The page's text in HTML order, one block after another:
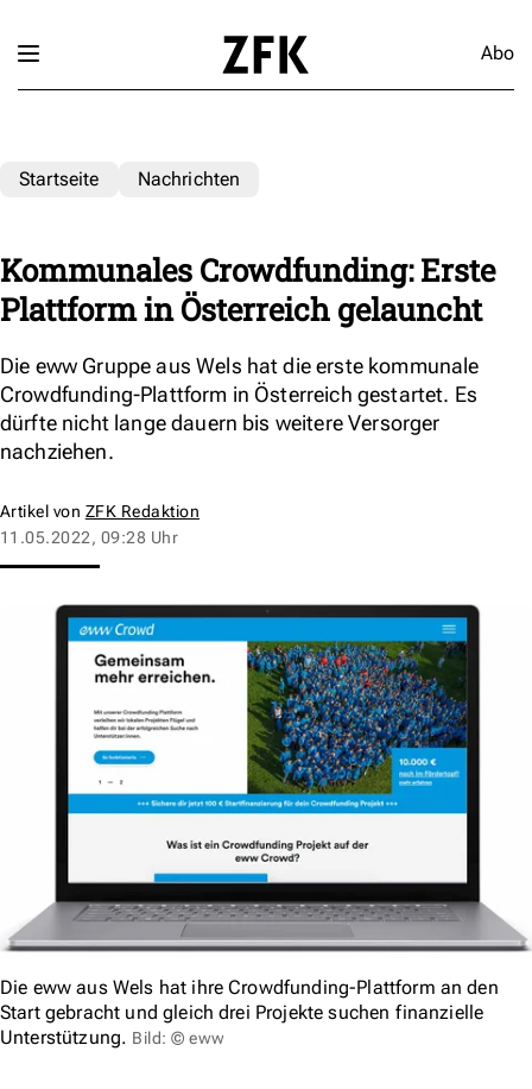
Abo
Startseite Nachrichten
Kommunales Crowdfunding: Erste
Plattform in Österreich gelauncht
Die eww Gruppe aus Wels hat die erste kommunale
Crowdfunding-Plattform in Österreich gestartet. Es
dürfte nicht lange dauern bis weitere Versorger
nachziehen.
Artikel von ZFK Redaktion
11.05.2022, 09:28 Uhr
Die eww aus Wels hat ihre Crowdfunding-Plattform an den
Start gebracht und gleich drei Projekte suchen finanzielle
Unterstützung. Bild: © eww